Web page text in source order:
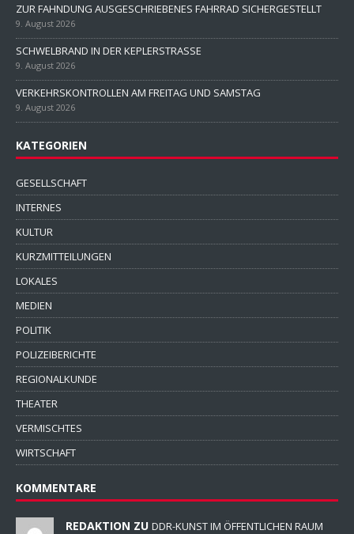
ZUR FAHNDUNG AUSGESCHRIEBENES FAHRRAD SICHERGESTELLT
9. August 2026
SCHWELBRAND IN DER KEPLERSTRASSE
9. August 2026
VERKEHRSKONTROLLEN AM FREITAG UND SAMSTAG
9. August 2026
KATEGORIEN
GESELLSCHAFT
INTERNES
KULTUR
KURZMITTEILUNGEN
LOKALES
MEDIEN
POLITIK
POLIZEIBERICHTE
REGIONALKUNDE
THEATER
VERMISCHTES
WIRTSCHAFT
KOMMENTARE
REDAKTION ZU DDR-KUNST IM ÖFFENTLICHEN RAUM